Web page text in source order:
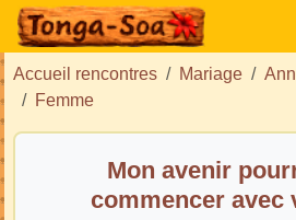
Accueil rencontres Mariage
Femme
Mon avenir
commencer